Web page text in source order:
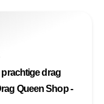
drag
Queen Shop -